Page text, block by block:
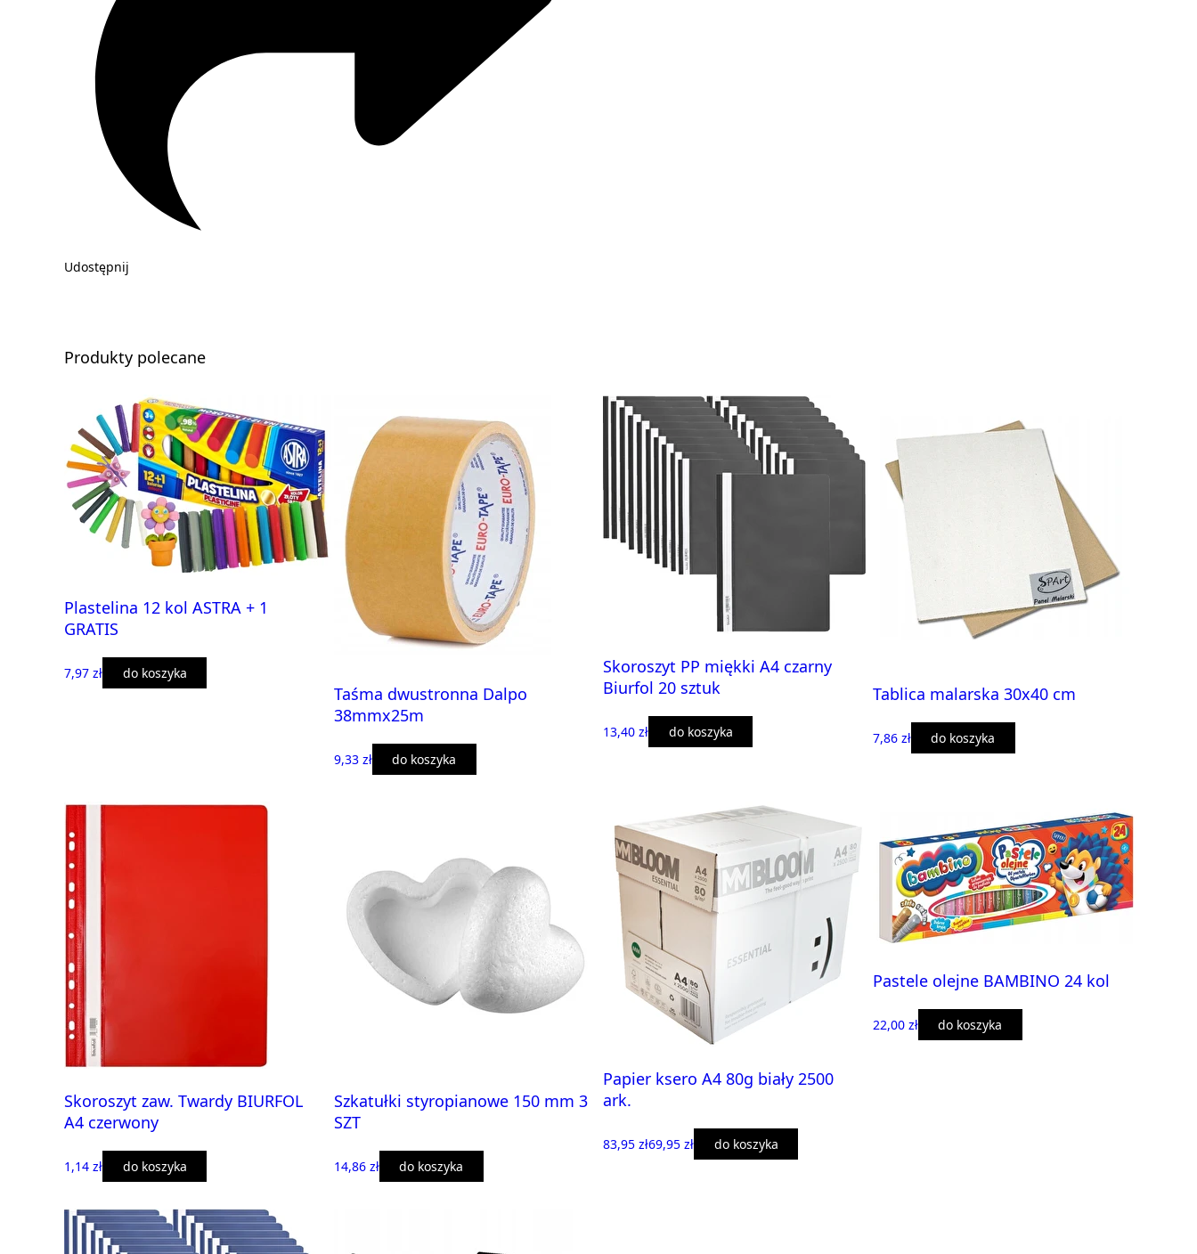
Udostępnij
Produkty polecane
Plastelina 12 kol ASTRA + 1
GRATIS
7,97 zł do koszyka
Taśma dwustronna Dalpo
38mmx25m
9,33 zł do koszyka
Skoroszyt PP miękki A4 czarny
Biurfol 20 sztuk
13,40 zł do koszyka
Tablica malarska 30x40 cm
7,86 zł do koszyka
Skoroszyt zaw. Twardy BIURFOL
A4 czerwony
1,14 zł do koszyka
Szkatułki styropianowe 150 mm 3
SZT
14,86 zł do koszyka
Papier ksero A4 80g biały 2500
ark.
83,95 zł69,95 zł do koszyka
Pastele olejne BAMBINO 24 kol
22,00 zł do koszyka